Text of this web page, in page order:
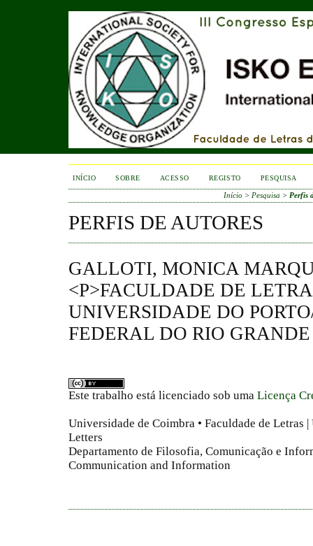
INÍCIO SOBRE ACESSO REGISTO PESQUISA
Início > Pesquisa > Perfis
PERFIS DE AUTORES
GALLOTI, MONICA
<P>FACULDADE DE
UNIVERSIDADE DO
FEDERAL DO RIO
Este trabalho está licenciado sob uma Licença
Universidade de Coimbra • Faculdade de
Letters
Departamento de Filosofia, Comunicação e
Communication and Information